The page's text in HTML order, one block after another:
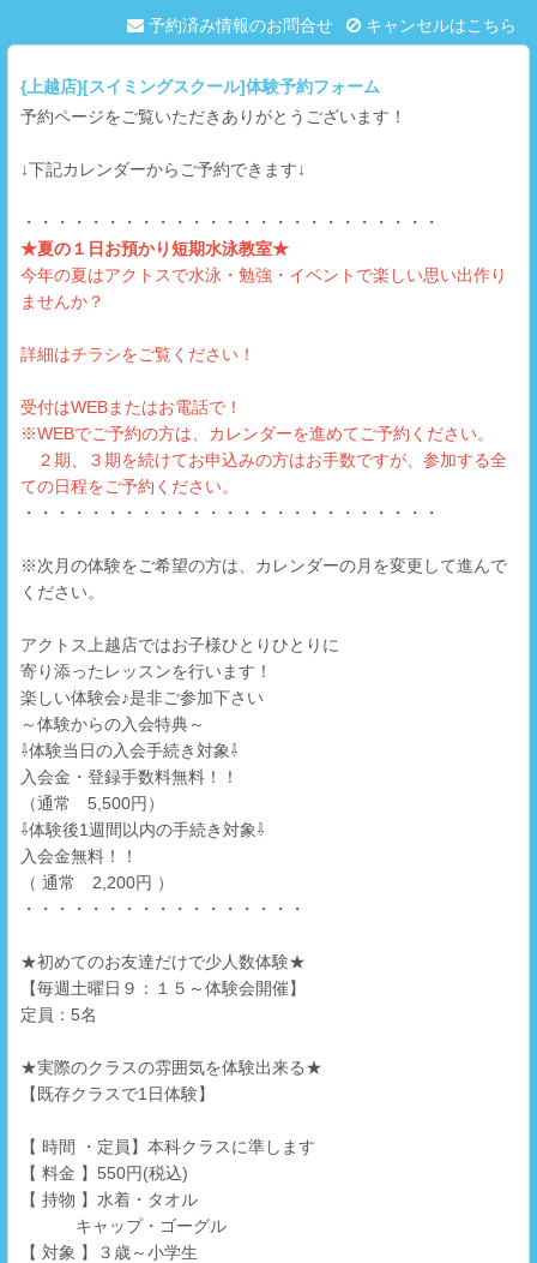
予約済み情報のお問合せ キャンセルはこちら
{上越店}[スイミングスクール]体験予約フォーム
予約ページをご覧いただきありがとうございます！
↓下記カレンダーからご予約できます↓
・・・・・・・・・・・・・・・・・・・・・・・・・
★夏の１日お預かり短期水泳教室★
今年の夏はアクトスで水泳・勉強・イベントで楽しい思い出作り
ませんか？
詳細はチラシをご覧ください！
受付はWEBまたはお電話で！
※WEBでご予約の方は、カレンダーを進めてご予約ください。
２期、３期を続けてお申込みの方はお手数ですが、参加する全
ての日程をご予約ください。
・・・・・・・・・・・・・・・・・・・・・・・・・
※次月の体験をご希望の方は、カレンダーの月を変更して進んで
ください。
アクトス上越店ではお子様ひとりひとりに
寄り添ったレッスンを行います！
楽しい体験会♪是非ご参加下さい
～体験からの入会特典～
⇩体験当日の入会手続き対象⇩
入会金・登録手数料無料！！
（通常 5,500円）
⇩体験後1週間以内の手続き対象⇩
入会金無料！！
（ 通常 2,200円 ）
・・・・・・・・・・・・・・・・・
★初めてのお友達だけで少人数体験★
【毎週土曜日９：１５～体験会開催】
定員：5名
★実際のクラスの雰囲気を体験出来る★
【既存クラスで1日体験】
【 時間 ・定員】本科クラスに準します
【 料金 】550円(税込)
【 持物 】水着・タオル
キャップ・ゴーグル
【 対象 】３歳～小学生